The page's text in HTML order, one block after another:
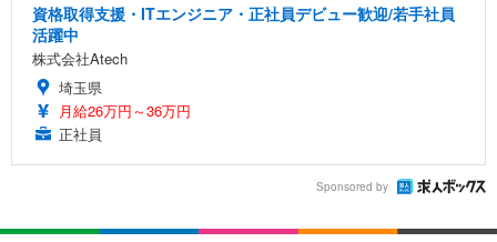
資格取得支援・ITエンジニア・正社員デビュー歓迎/若手社員
活躍中
株式会社Atech
埼玉県
月給26万円～36万円
正社員
Sponsored by